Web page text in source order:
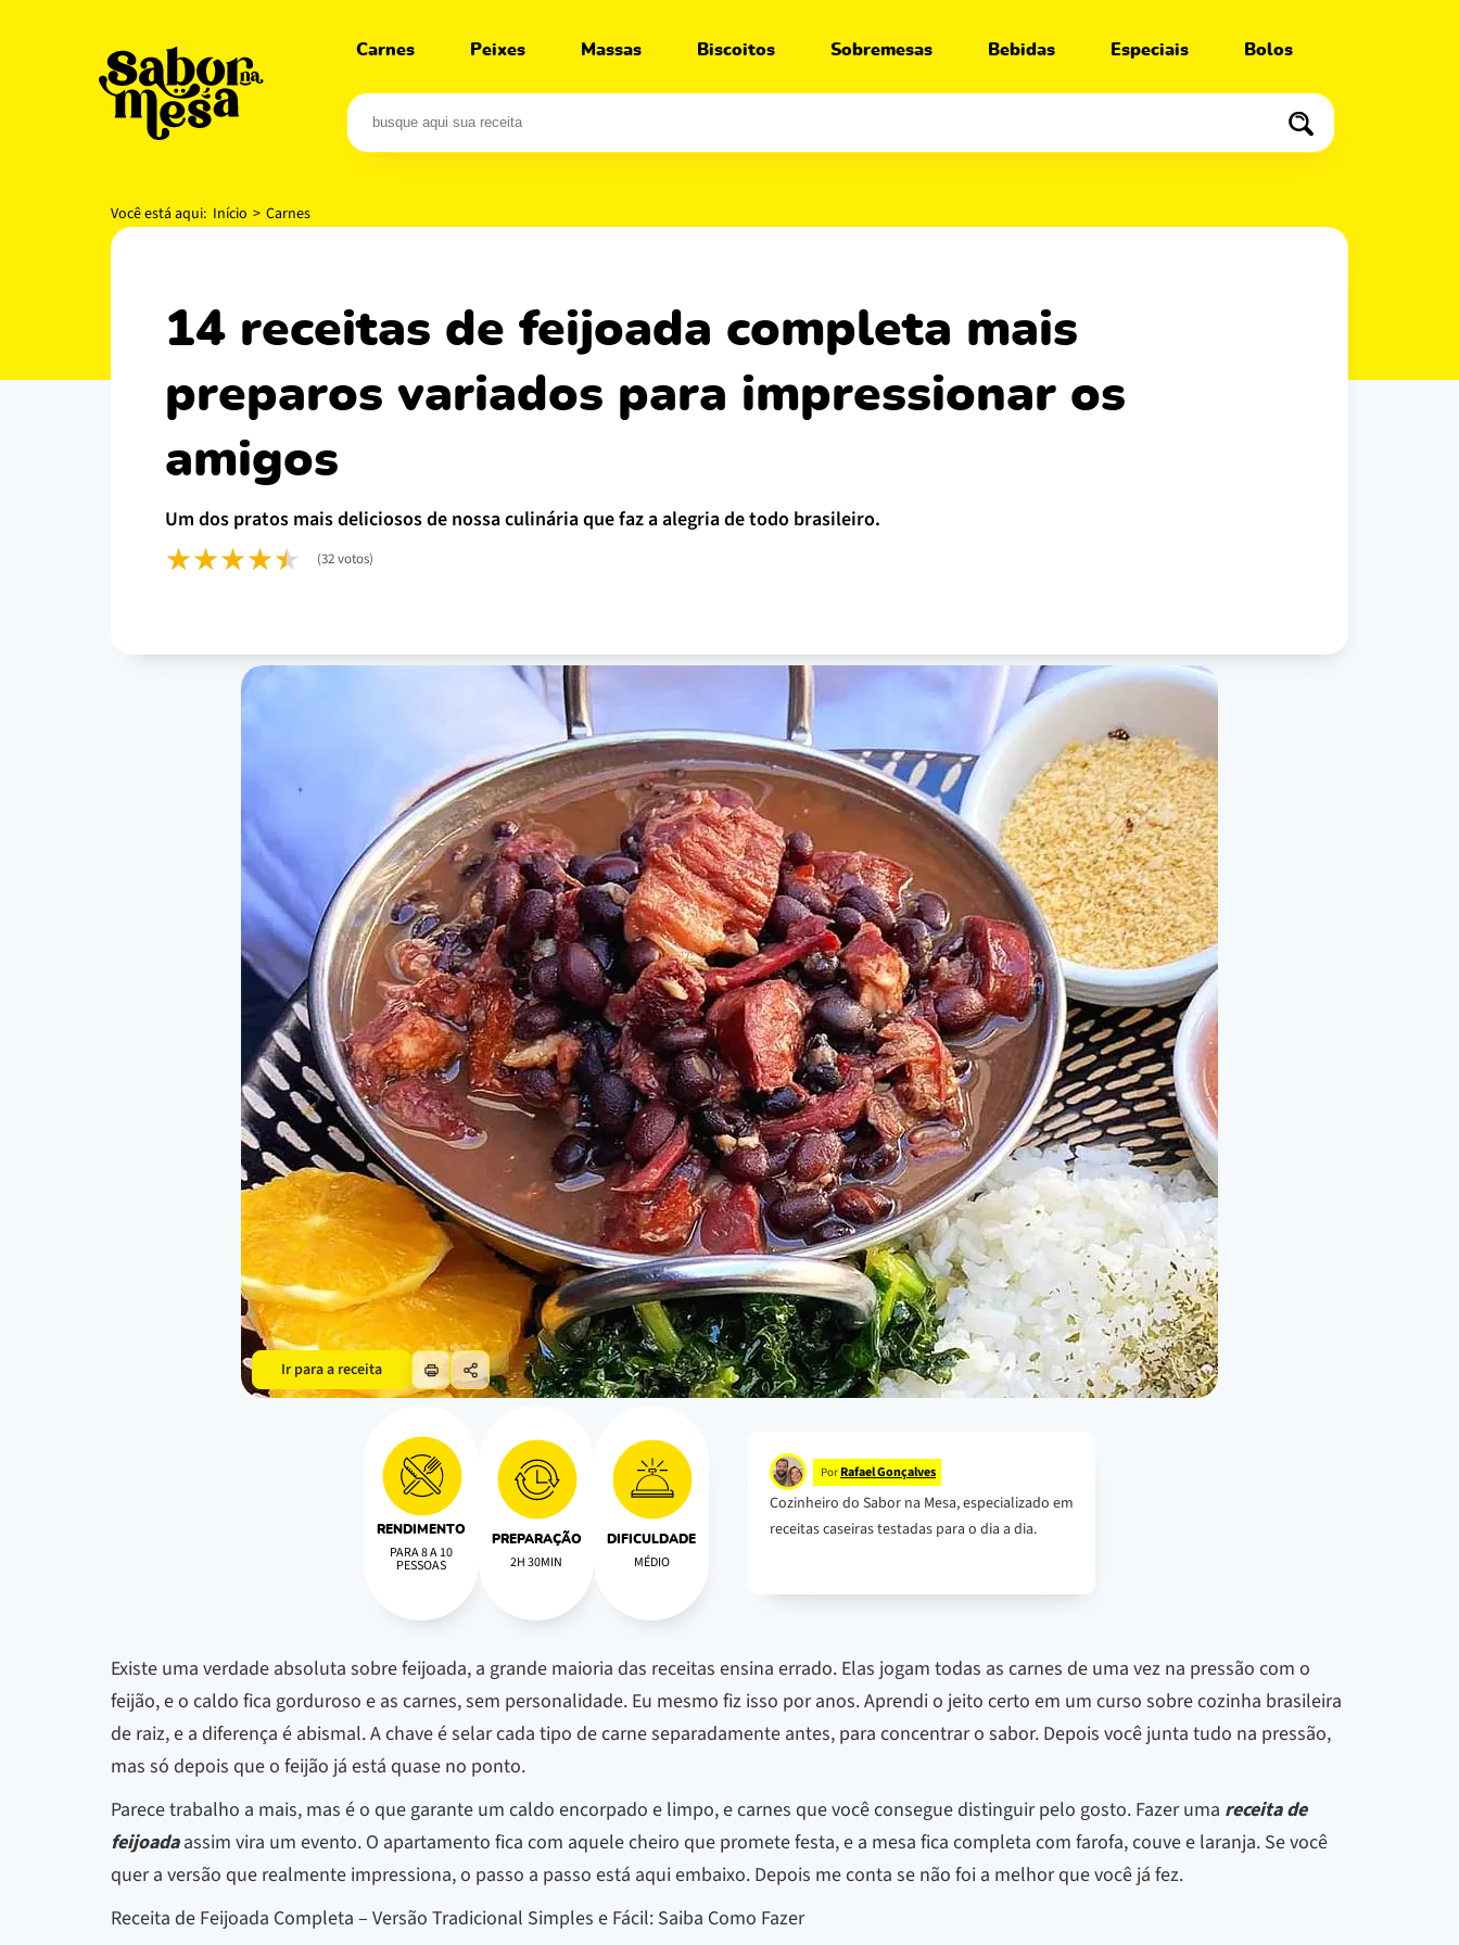
Carnes Peixes Massas Biscoitos Sobremesas Bebidas Especiais Bolos
Você está aqui: Início > Carnes
14 receitas de feijoada completa mais
preparos variados para impressionar os
amigos
um dos pratos mais deliciosos de nossa culinária que faz a alegria de todo brasileiro.
(32 votos)
Ir para a receita
RENDIMENTO
PARA 8 A 10
PESSOAS
PREPARAÇÃO
2H 30MIN
DIFICULDADE
MÉDIO
Por Rafael Gonçalves
Cozinheiro do Sabor na Mesa, especializado em
receitas caseiras testadas para o dia a dia.
Existe uma verdade absoluta sobre feijoada, a grande maioria das receitas ensina errado. Elas jogam todas as carnes de uma vez na pressão com o
feijão, e o caldo fica gorduroso e as carnes, sem personalidade. Eu mesmo fiz isso por anos. Aprendi o jeito certo em um curso sobre cozinha brasileira
de raiz, e a diferença é abismal. A chave é selar cada tipo de carne separadamente antes, para concentrar o sabor. Depois você junta tudo na pressão,
mas só depois que o feijão já está quase no ponto.
Parece trabalho a mais, mas é o que garante um caldo encorpado e limpo, e carnes que você consegue distinguir pelo gosto. Fazer uma receita de
feijoadaassim vira um evento. O apartamento fica com aquele cheiro que promete festa, e a mesa fica completa com farofa, couve e laranja. Se você
quer a versão que realmente impressiona, o passo a passo está aqui embaixo. Depois me conta se não foi a melhor que você já fez.
Receita de Feijoada Completa – Versão Tradicional Simples e Fácil: Saiba Como Fazer